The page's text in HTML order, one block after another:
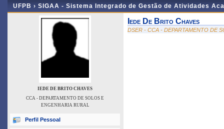
UFPB › SIGAA - Sistema Integrado de Gestão de Atividades
IEDE DE BRITO CHAVES
CCA - DEPARTAMENTO DE SOLOS E
ENGENHARIA RURAL
Perfil Pessoal
Iede De Brito Chaves
DSER - CCA - DEPARTAMENTO DE